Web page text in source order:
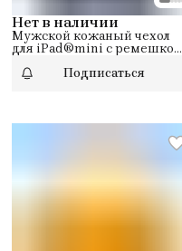
Нет в наличии
Мужской кожаный чехол
для iPad®mini с ремешком
Подписаться